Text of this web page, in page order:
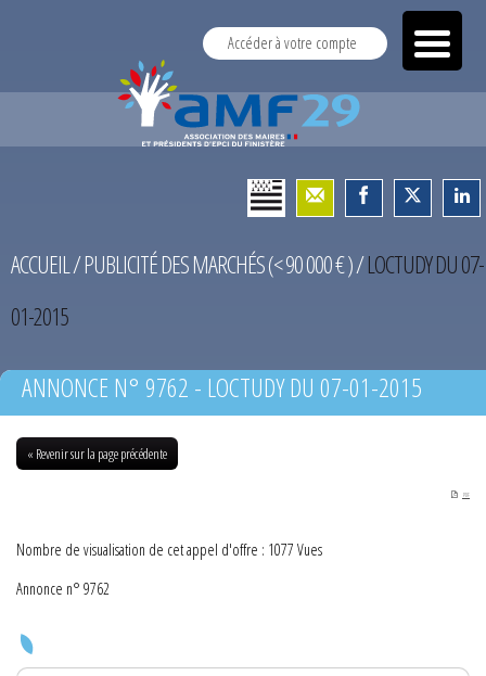
Accéder à votre compte
ACCUEIL/PUBLICITÉ DES MARCHÉS (< 90 000 € )/LOCTUDY DU 07-
01-2015
ANNONCE N° 9762 - LOCTUDY DU 07-01-2015
« Revenir sur la page précédente
PDF
Nombre de visualisation de cet appel d'offre : 1077 Vues
Annonce n° 9762